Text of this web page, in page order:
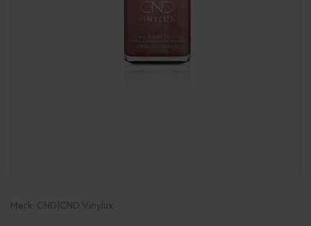
Merk: CND|CND Vinylux